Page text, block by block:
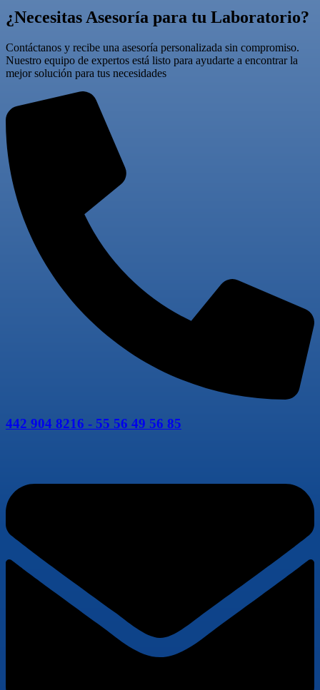
¿Necesitas Asesoría para tu Laboratorio?
Contáctanos y recibe una asesoría personalizada sin compromiso.
Nuestro equipo de expertos está listo para ayudarte a encontrar la
mejor solución para tus necesidades
442 904 8216 - 55 56 49 56 85